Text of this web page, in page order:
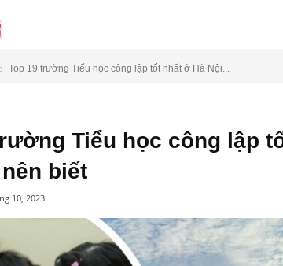
Top 19 trường Tiểu học công lập tốt nhất ở Hà Nội...
Tiểu học công lập
biết
10, 2023